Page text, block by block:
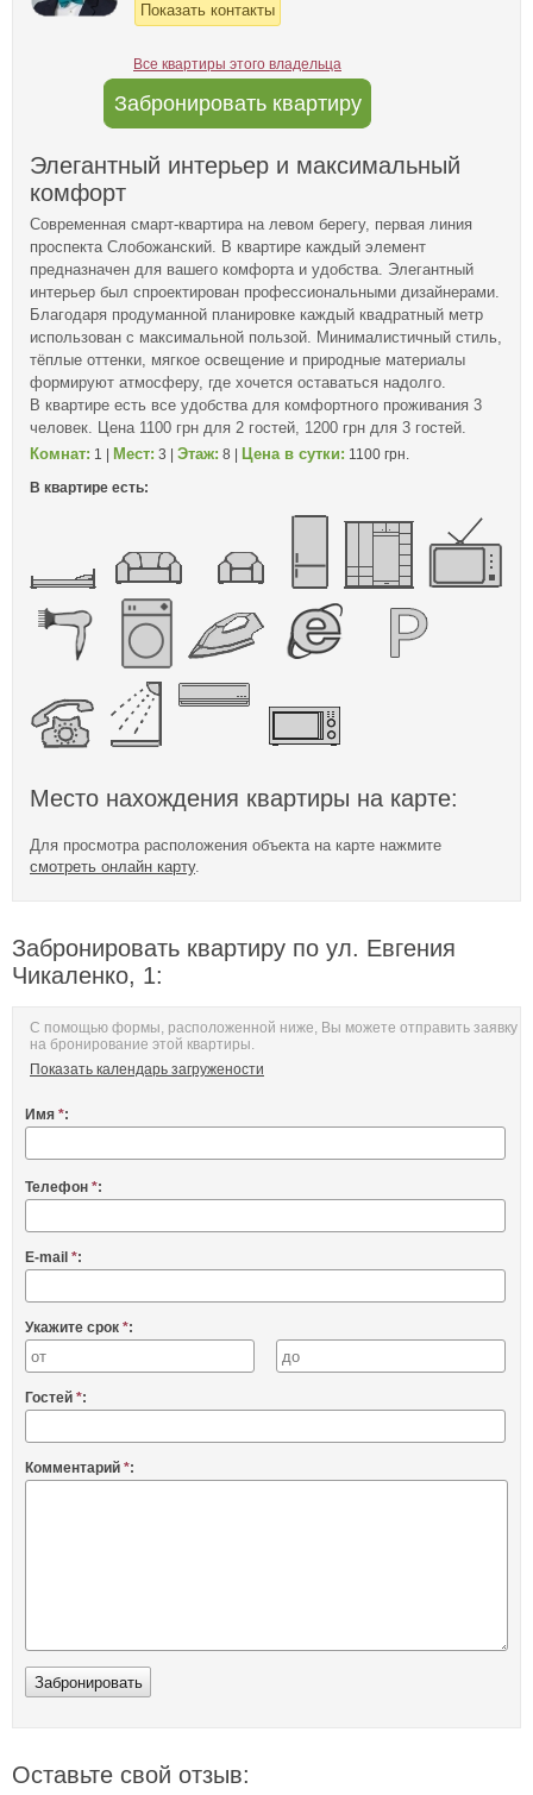
Показать контакты
Все квартиры этого владельца
Забронировать квартиру
Элегантный интерьер и максимальный
комфорт
Современная смарт-квартира на левом берегу, первая линия
проспекта Слобожанский. В квартире каждый элемент
предназначен для вашего комфорта и удобства. Элегантный
интерьер был спроектирован профессиональными дизайнерами.
Благодаря продуманной планировке каждый квадратный метр
использован с максимальной пользой. Минималистичный стиль,
тёплые оттенки, мягкое освещение и природные материалы
формируют атмосферу, где хочется оставаться надолго.
В квартире есть все удобства для комфортного проживания 3
человек. Цена 1100 грн для 2 гостей, 1200 грн для 3 гостей.
Комнат: 1 | Мест: 3 | Этаж: 8 | Цена в сутки: 1100 грн.
В квартире есть:
Место нахождения квартиры на карте:
Для просмотра расположения объекта на карте нажмите
смотреть онлайн карту.
Забронировать квартиру по ул. Евгения
Чикаленко, 1:
С помощью формы, расположенной ниже, Вы можете отправить заявку
на бронирование этой квартиры.
Показать календарь загружености
Имя *:
Телефон *:
E-mail *:
Укажите срок *:
Гостей *:
Комментарий *:
Оставьте свой отзыв: